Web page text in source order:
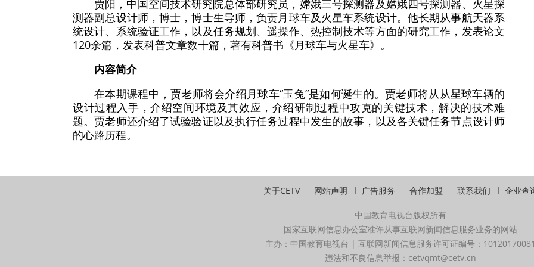
贾阳，中国空间技术研究院总体部研究员，嫦娥三号探测器及嫦娥四号探测器、火星探
测器副总设计师，博士，博士生导师，负责月球车及火星车系统设计。他长期从事航天器系
统设计、系统验证工作，以及任务规划、遥操作、热控制技术等方面的研究工作，发表论文
120余篇，发表科普文章数十篇，著有科普书《月球车与火星车》。
内容简介
在本期课程中，贾老师将会介绍月球车“玉兔”是如何诞生的。贾老师将从从星球车辆的
设计过程入手，介绍空间环境及其效应，介绍研制过程中攻克的关键技术，解决的技术难
题。贾老师还介绍了试验验证以及执行任务过程中发生的故事，以及各关键任务节点设计师
的心路历程。
关于CETV 网站声明 广告服务 合作加盟 联系我们 企业查
中国教育电视台版权所有
国家互联网信息办公室准许从事互联网新闻信息服务业务的网站
主办：中国教育电视台 | 互联网新闻信息服务许可证编号：
违法和不良信息举报：cetvqmt@cetv.cn